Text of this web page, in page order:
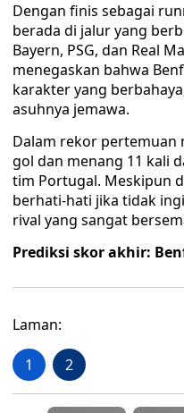
Dengan finis sebagai
berada di jalur yang
Bayern, PSG, dan Real
menegaskan bahwa
karakter yang
asuhnya jemawa.
Dalam rekor pertemuan
gol dan menang 11 kali
tim Portugal. Meskipun
berhati-hati jika tidak
rival yang sangat
Prediksi skor akhir:
Laman:
1 2